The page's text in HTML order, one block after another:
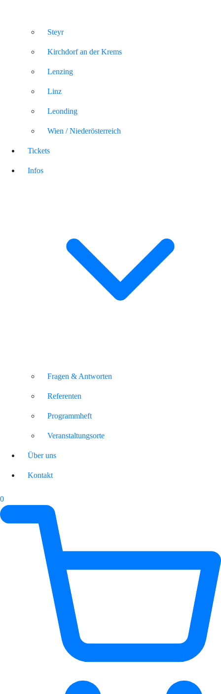
Steyr
Kirchdorf an der Krems
Lenzing
Linz
Leonding
Wien / Niederösterreich
Tickets
Infos
Fragen & Antworten
Referenten
Programmheft
Veranstaltungsorte
Über uns
Kontakt
0